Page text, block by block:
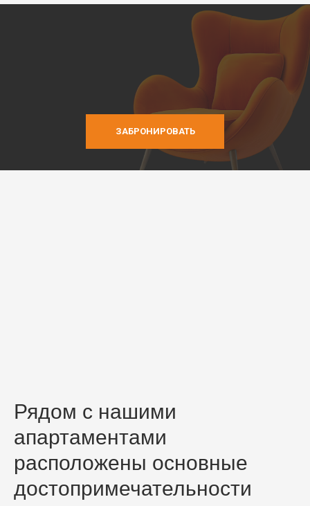
ЗАБРОНИРОВАТЬ
Рядом с нашими
апартаментами
расположены основные
достопримечательности